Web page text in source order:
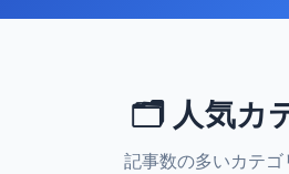
🗂️ 人気カ
記事数の多いカテゴ